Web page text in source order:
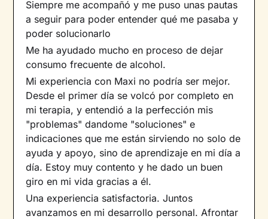
Siempre me acompañó y me puso unas pautas
a seguir para poder entender qué me pasaba y
poder solucionarlo
Me ha ayudado mucho en proceso de dejar
consumo frecuente de alcohol.
Mi experiencia con Maxi no podría ser mejor.
Desde el primer día se volcó por completo en
mi terapia, y entendió a la perfección mis
"problemas" dandome "soluciones" e
indicaciones que me están sirviendo no solo de
ayuda y apoyo, sino de aprendizaje en mi día a
día. Estoy muy contento y he dado un buen
giro en mi vida gracias a él.
Una experiencia satisfactoria. Juntos
avanzamos en mi desarrollo personal. Afrontar